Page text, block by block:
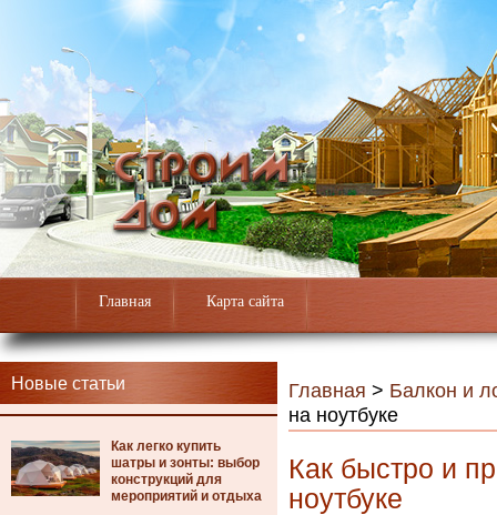
Главная Карта сайта
Новые статьи
Как легко купить
шатры и зонты: выбор
конструкций для
мероприятий и отдыха
Главная > Балкон и
на ноутбуке
Как быстро и
ноутбуке